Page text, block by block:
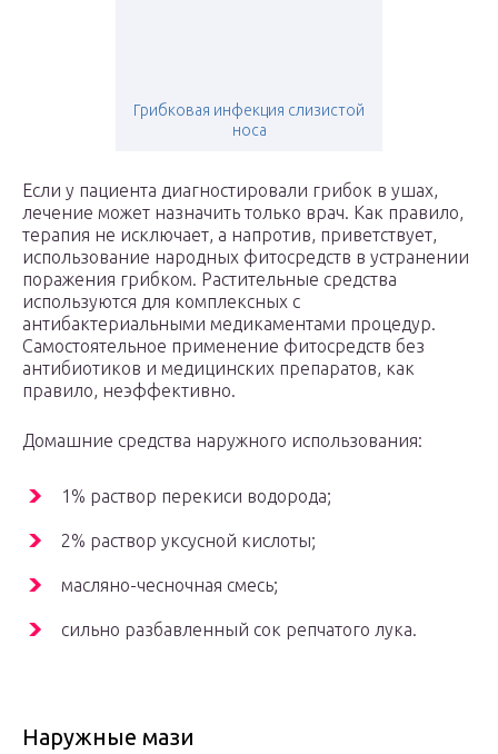
Грибковая инфекция слизистой
носа
Если у пациента диагностировали грибок в ушах,
лечение может назначить только врач. Как правило,
терапия не исключает, а напротив, приветствует,
использование народных фитосредств в устранении
поражения грибком. Растительные средства
используются для комплексных с
антибактериальными медикаментами процедур.
Самостоятельное применение фитосредств без
антибиотиков и медицинских препаратов, как
правило, неэффективно.
Домашние средства наружного использования:
1% раствор перекиси водорода;
2% раствор уксусной кислоты;
масляно-чесночная смесь;
сильно разбавленный сок репчатого лука.
Наружные мази